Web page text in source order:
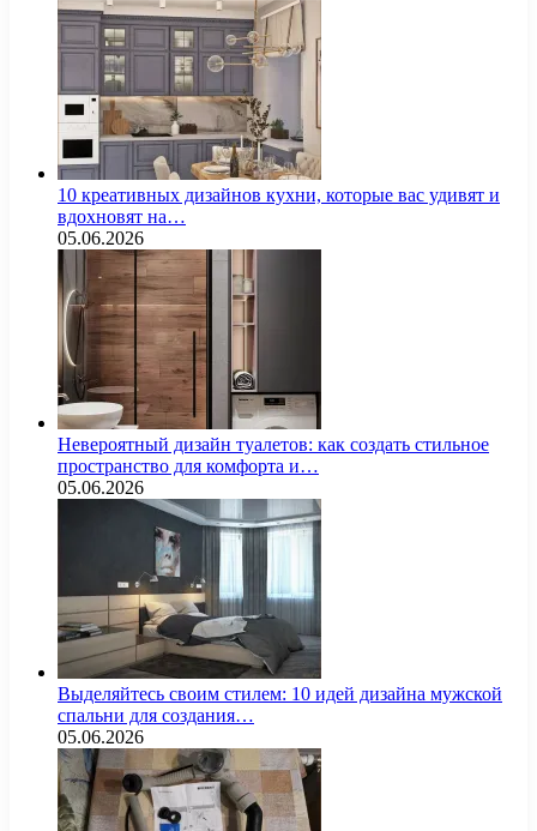
10 креативных дизайнов кухни, которые вас удивят и
вдохновят на…
05.06.2026
Невероятный дизайн туалетов: как создать стильное
пространство для комфорта и…
05.06.2026
Выделяйтесь своим стилем: 10 идей дизайна мужской
спальни для создания…
05.06.2026